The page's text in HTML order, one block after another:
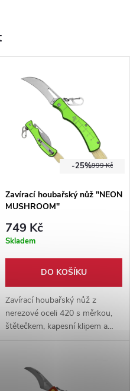
999 Kč
-25%
Zavírací houbařský nůž "NEON
MUSHROOM"
749 Kč
Skladem
DO KOŠÍKU
Zavírací houbařský nůž z
nerezové oceli 420 s měrkou,
štětečkem, kapesní klipem a
karabinou. Praktický houbařský
provedení